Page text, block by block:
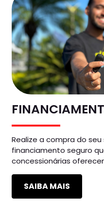
Realize a compra do
financiamento seguro
concessionárias
SAIBA MAIS